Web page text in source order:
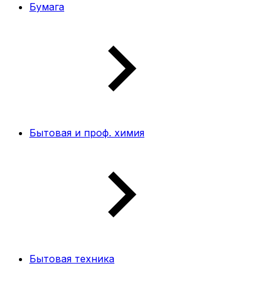
Бумага
Бытовая и проф. химия
Бытовая техника